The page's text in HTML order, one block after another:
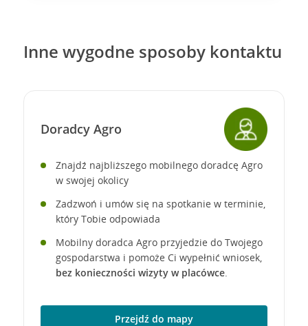
Inne wygodne sposoby kontaktu
Doradcy Agro
Znajdź najbliższego mobilnego doradcę Agro
w swojej okolicy
Zadzwoń i umów się na spotkanie w terminie,
który Tobie odpowiada
Mobilny doradca Agro przyjedzie do Twojego
gospodarstwa i pomoże Ci wypełnić wniosek,
bez konieczności wizyty w placówce.
Przejdź do mapy